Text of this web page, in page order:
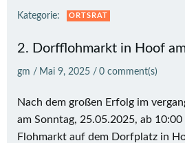
Kategorie: ORTSRAT
2. Dorfflohmarkt in Hoof
gm / Mai 9, 2025 / 0 comment(s)
Nach dem großen Erfolg im
am Sonntag, 25.05.2025, ab
Flohmarkt auf dem Dorfplatz in